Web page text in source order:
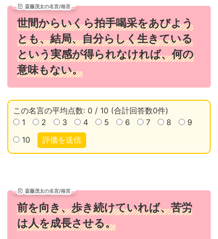
斎藤茂太の名言/格言
世間からいくら拍手喝采をあびよう
とも、結局、自分らしく生きている
という実感が得られなければ、何の
意味もない。
この名言の平均点数: 0 / 10 (合計回答数0件)
1
2 3 4 5 6 7 8
9
10
評価を送信
斎藤茂太の名言/格言
前を向き、歩き続けていれば、苦労
は人を成長させる。